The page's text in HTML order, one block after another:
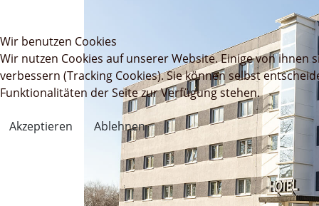
Wir benutzen Cookies
Wir nutzen Cookies auf unserer Website. Einige von
verbessern (Tracking Cookies). Sie können selbst
Funktionalitäten der Seite zur Verfügung stehen.
Akzeptieren Ablehnen